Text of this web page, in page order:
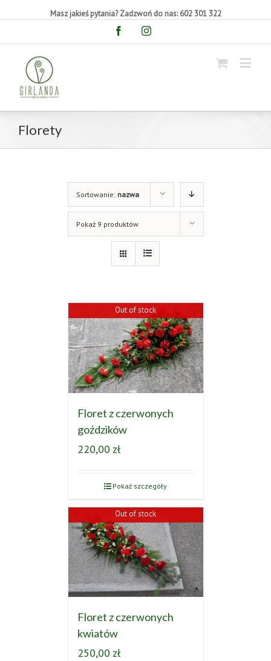
Masz jakieś pytania? Zadzwoń do nas: 602 301 322
FacebookInstagram
Florety
Sortowanie: nazwa
Pokaż 9 produktów
Out of stock
Floret z czerwonych
goździków
220,00 zł
Pokaż szczegóły
Out of stock
Floret z czerwonych
kwiatów
250,00 zł